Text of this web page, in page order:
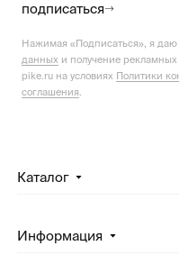
подписаться
Нажимая «Подписаться», я даю
данных и получение
pike.ru на условиях Политики
соглашения
Каталог
Информация